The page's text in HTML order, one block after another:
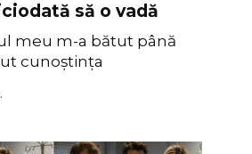
să o vadă
meu m-a bătut până
cunoștința